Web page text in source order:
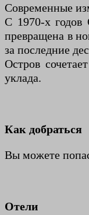
Современные
С 1970-х годов
превращена в
за последние
Остров
уклада.
Как добраться
Вы можете
Отели